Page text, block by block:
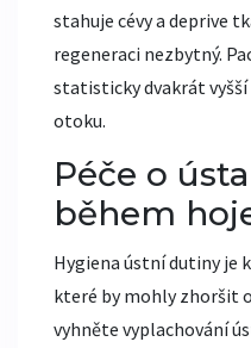
stahuje cévy a deprive
regeneraci nezbytný.
statisticky dvakrát
otoku.
Péče o
během
Hygiena ústní dutiny je
které by mohly zhoršit
vyhněte vyplachování